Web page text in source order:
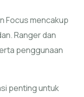
Focus mencakup
Ranger dan
penggunaan
penting untuk